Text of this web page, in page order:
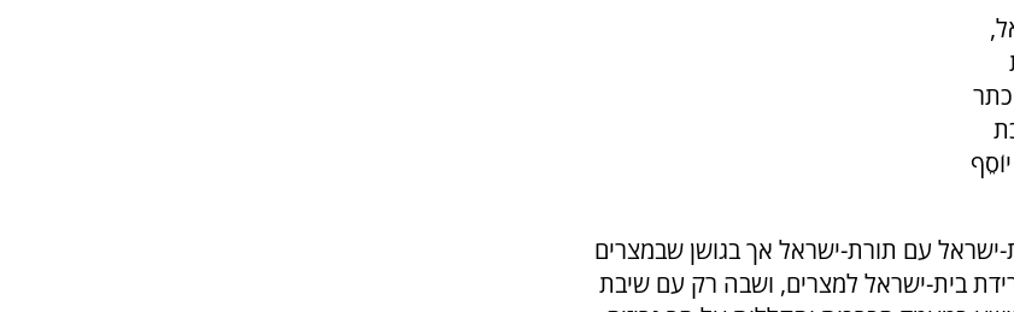
עם תורת-ישראל אך בגושן שבמצרים
בית-ישראל למצרים, ושבה רק עם שיבת